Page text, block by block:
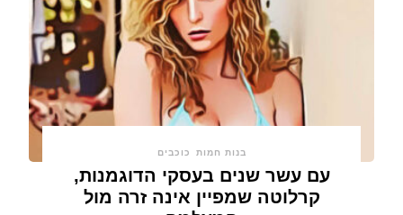
בנות חמות כוכבים
עם עשר שנים בעסקי הדוגמנות,
קרלוטה שמפיין אינה זרה מול